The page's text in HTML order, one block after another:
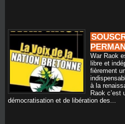
War Raok
libre et
fièrement
à la
Raok c’est
démocratisation et de libération des...